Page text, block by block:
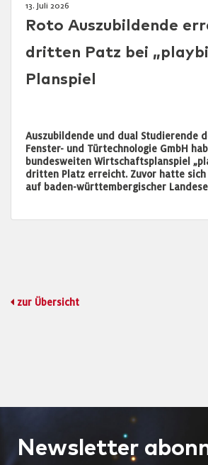
13. Juli 2026
Roto Auszubildende
dritten Patz bei
Planspiel
Auszubildende und dual Studierende
Fenster- und Türtechnologie GmbH
bundesweiten Wirtschaftsplanspiel
dritten Platz erreicht. Zuvor hatte sich
auf baden-württembergischer
zur Übersicht
Newsletter